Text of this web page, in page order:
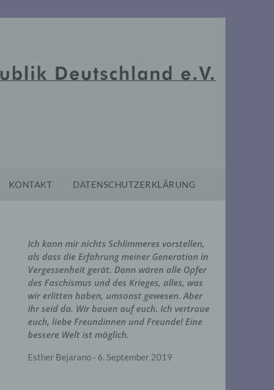
KONTAKT DATENSCHUTZERKLÄRUNG
Ich kann mir nichts Schlimmeres vorstellen,
als dass die Erfahrung meiner Generation in
Vergessenheit gerät. Dann wären alle Opfer
des Faschismus und des Krieges, alles, was
wir erlitten haben, umsonst gewesen. Aber
ihr seid da. Wir bauen auf euch. Ich vertraue
euch, liebe Freundinnen und Freunde! Eine
bessere Welt ist möglich.
Esther Bejarano - 6. September 2019